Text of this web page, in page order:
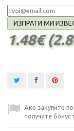
ИЗПРАТИ МИ
1.48€
Ако закупите
получите бонус